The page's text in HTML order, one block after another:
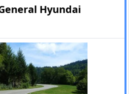
Hyundai